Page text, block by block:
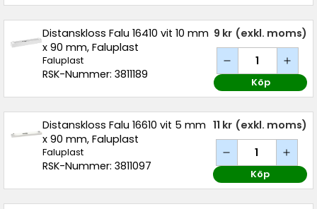
Distanskloss Falu 16410 vit 10 mm
x 90 mm, Faluplast
Faluplast
RSK-Nummer: 3811189
9 kr (exkl. moms)
Köp
Distanskloss Falu 16610 vit 5 mm
x 90 mm, Faluplast
Faluplast
RSK-Nummer: 3811097
11 kr (exkl. moms)
Köp